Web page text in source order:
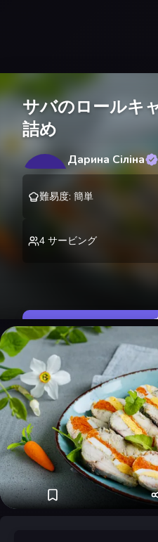
サバのロールキ
詰め
ДС
Дарина Сіліна
難易度: 簡単
4 サービング